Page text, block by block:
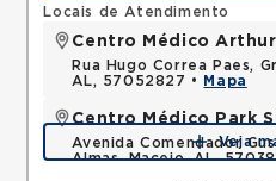
Locais de Atendimento
Centro Médico Arthur
Rua Hugo Correa Paes,
AL, 57052827 •
Mapa
Centro Médico Park
Avenida Comendador
Almas, Maceio, AL,
Veja